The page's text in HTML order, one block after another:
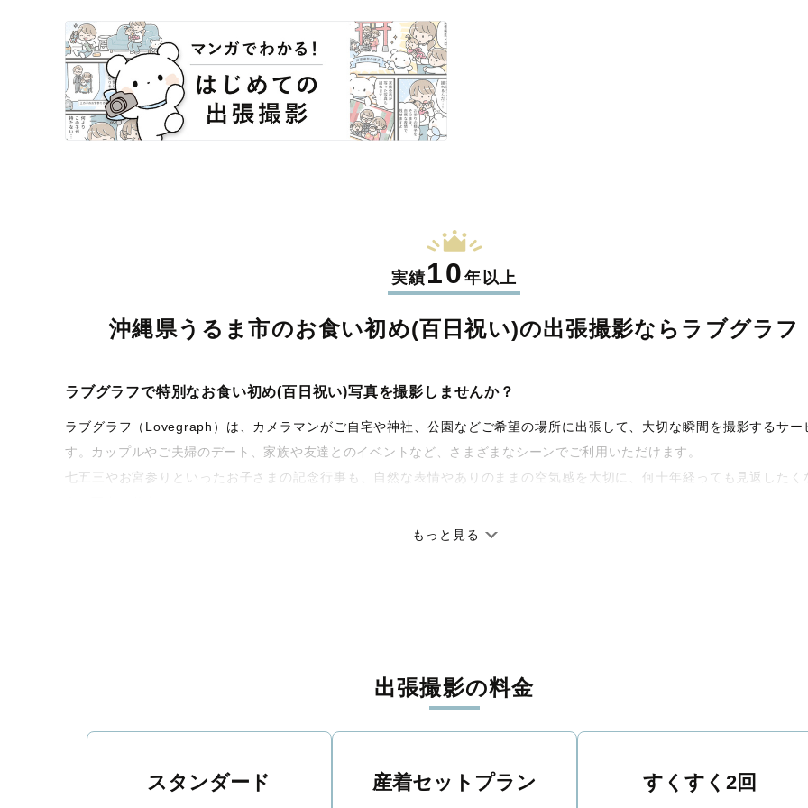
実績10年以上
沖縄県うるま市のお食い初め(百日祝い)の出張撮影なら ラブグラフ
ラブグラフで特別なお食い初め(百日祝い)写真を撮影しませんか？
ラブグラフ（Lovegraph）は、カメラマンがご自宅や神社、公園などご希望の場所に出張して、大切な瞬間を撮影するサー
す。カップルやご夫婦のデート、家族や友達とのイベントなど、さまざまなシーンでご利用いただけます。
七五三やお宮参りといったお子さまの記念行事も、自然な表情やありのままの空気感を大切に、何十年経っても見返したく
撮影後は、独自の編集技術で写真の明るさや色合いを丁寧に調整。自然な雰囲気を残しつつも、おしゃれで洗練された仕
もっと見る
出張撮影の料金
スタンダード 産着セットプラン すくすく2回